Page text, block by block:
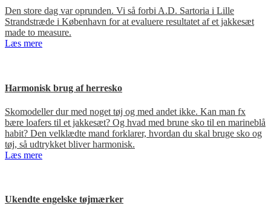
Den store dag var oprunden. Vi så forbi A.D. Sartoria i Lille
Strandstræde i København for at evaluere resultatet af et jakkesæt
made to measure.
Læs mere
Harmonisk brug af herresko
Skomodeller dur med noget tøj og med andet ikke. Kan man fx
bære loafers til et jakkesæt? Og hvad med brune sko til en marineblå
habit? Den velklædte mand forklarer, hvordan du skal bruge sko og
tøj, så udtrykket bliver harmonisk.
Læs mere
Ukendte engelske tøjmærker